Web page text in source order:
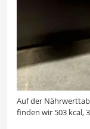
Auf der
finden wir 503 kcal,